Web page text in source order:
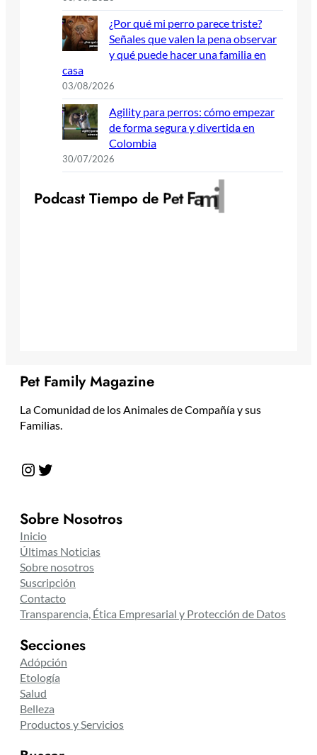
¿Por qué mi perro parece triste?
Señales que valen la pena observar
y qué puede hacer una familia en
casa
03/08/2026
Agility para perros: cómo empezar
de forma segura y divertida en
Colombia
30/07/2026
Podcast Tiempo de Pet Famil
Pet Family Magazine
La Comunidad de los Animales de Compañía y sus
Familias.
Instagram Twitter
Sobre Nosotros
Inicio
Últimas Noticias
Sobre nosotros
Suscripción
Contacto
Transparencia, Ética Empresarial y Protección de Datos
Secciones
Adópción
Etología
Salud
Belleza
Productos y Servicios